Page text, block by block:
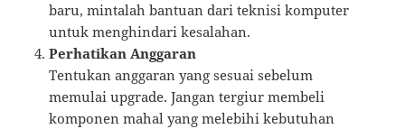
baru, mintalah bantuan dari teknisi komputer
untuk menghindari kesalahan.
Perhatikan Anggaran
Tentukan anggaran yang sesuai sebelum
memulai upgrade. Jangan tergiur membeli
komponen mahal yang melebihi kebutuhan